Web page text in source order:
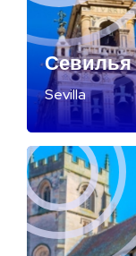
Севилья
Sevilla